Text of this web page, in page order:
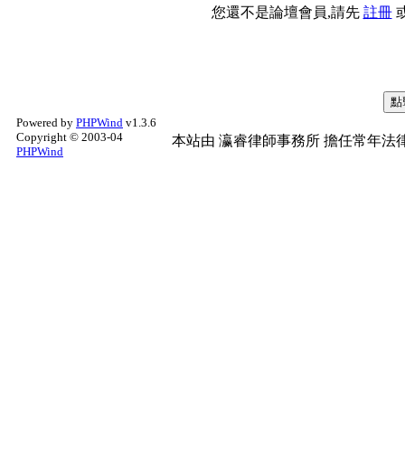
您還不是論壇會員,請先 註冊
Powered by PHPWind v1.3.6
Copyright © 2003-04
PHPWind
本站由 瀛睿律師事務所 擔任常年法